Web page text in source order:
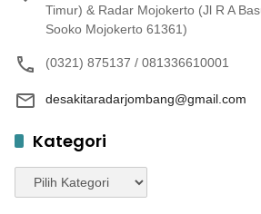
Timur) & Radar Mojokerto (Jl R A
Sooko Mojokerto 61361)
(0321) 875137 / 081336610001
desakitaradarjombang@gmail.com
Kategori
Kategori